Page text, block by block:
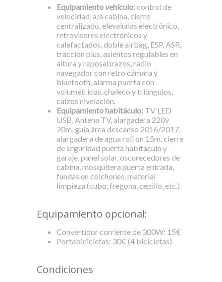
Equipamiento vehículo:control de
velocidad, a/a cabina, cierre
centralizado, elevalunas electrónico,
retrovisores electrónicos y
calefactados, doble airbag, ESP, ASR,
tracción plus, asientos regulables en
altura y reposabrazos, radio
navegador con retro cámara y
bluetooth, alarma puerta con
volumétricos, chaleco y triángulos,
calzos nivelación.
Equipamiento habitáculo: TV LED
USB, Antena TV, alargadera 220v
20m, guía área descanso 2016/2017,
alargadera de agua roll on 15m, cierre
de seguridad puerta habitáculo y
garaje, panel solar, oscurecedores de
cabina, mosquitera puerta entrada,
fundas en colchones, material
limpieza (cubo, fregona, cepillo, etc.)
Equipamiento opcional:
Convertidor corriente de 300W: 15€
Portabicicletas: 30€ (4 bicicletas)
Condiciones